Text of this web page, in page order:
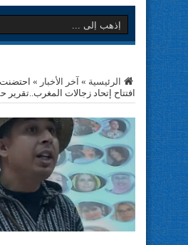
الرئيسية » آخر الأخبار »
افتتاح إتحاد زجالات المغرب..تقرير